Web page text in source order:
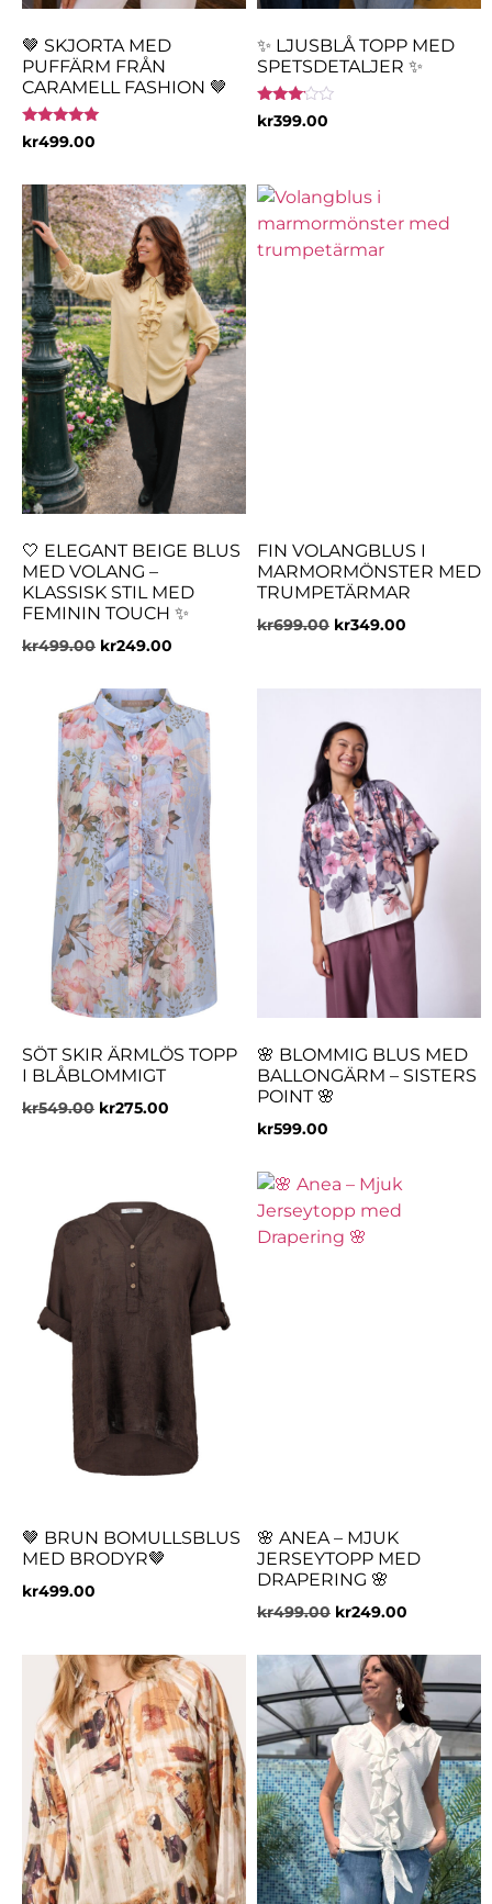
🤎 SKJORTA MED
PUFFÄRM FRÅN
CARAMELL FASHION 🤎
Betygsatt
5.00
kr499.00
✨ LJUSBLÅ TOPP MED
SPETSDETALJER ✨
Betygsatt
3.00
kr399.00
🤍 ELEGANT BEIGE BLUS
MED VOLANG –
KLASSISK STIL MED
FEMININ TOUCH ✨
kr499.00 kr249.00
FIN VOLANGBLUS I
MARMORMÖNSTER MED
TRUMPETÄRMAR
kr699.00 kr349.00
SÖT SKIR ÄRMLÖS TOPP
I BLÅBLOMMIGT
kr549.00 kr275.00
🌸 BLOMMIG BLUS MED
BALLONGÄRM – SISTERS
POINT 🌸
kr599.00
🤎 BRUN BOMULLSBLUS
MED BRODYR🤎
kr499.00
🌸 ANEA – MJUK
JERSEYTOPP MED
DRAPERING 🌸
kr499.00 kr249.00